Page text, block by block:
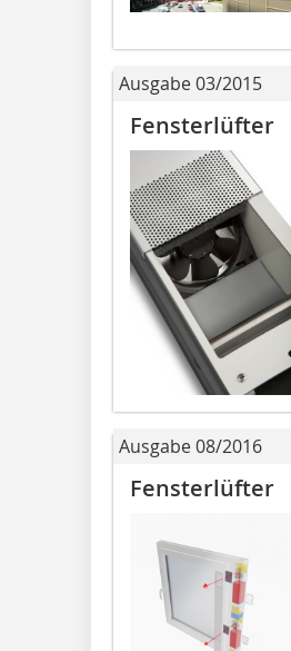
Ausgabe 03/2015
Fensterlüfter
Ausgabe 08/2016
Fensterlüfter